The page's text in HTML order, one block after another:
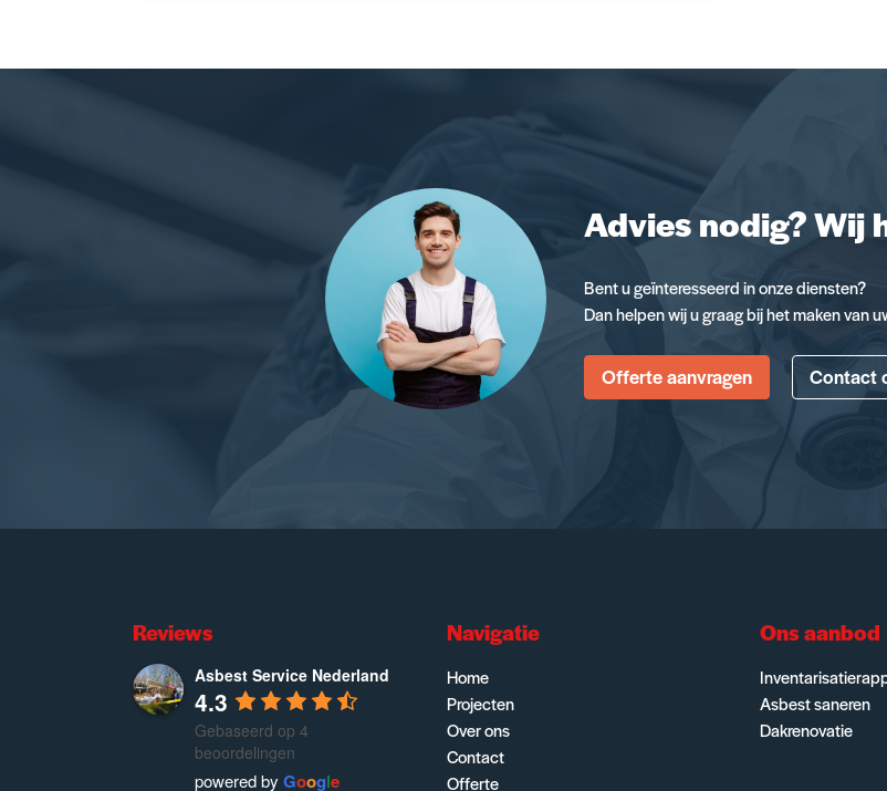
Advies nodig? Wij
Bent u geïnteresseerd in onze diensten?
Dan helpen wij u graag bij het maken van
Offerte aanvragen Contact
Reviews
Asbest Service Nederland
4.3
Gebaseerd op 4
beoordelingen
powered by Google
Navigatie
Home
Projecten
Over ons
Contact
Offerte
Ons aanbod
Asbest saneren
Dakrenovatie